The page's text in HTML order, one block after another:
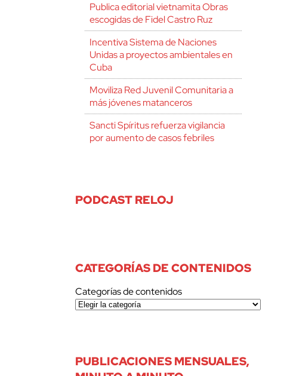
Publica editorial vietnamita Obras
escogidas de Fidel Castro Ruz
Incentiva Sistema de Naciones
Unidas a proyectos ambientales en
Cuba
Moviliza Red Juvenil Comunitaria a
más jóvenes matanceros
Sancti Spíritus refuerza vigilancia
por aumento de casos febriles
PODCAST RELOJ
CATEGORÍAS DE CONTENIDOS
Categorías de contenidos
PUBLICACIONES MENSUALES,